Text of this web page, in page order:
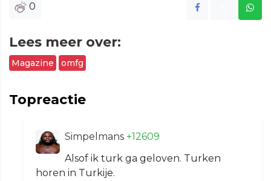
0
Lees meer over:
Magazine omfg
Topreactie
Simpelmans +12609
Alsof ik turk ga geloven. Turken
horen in Turkije.